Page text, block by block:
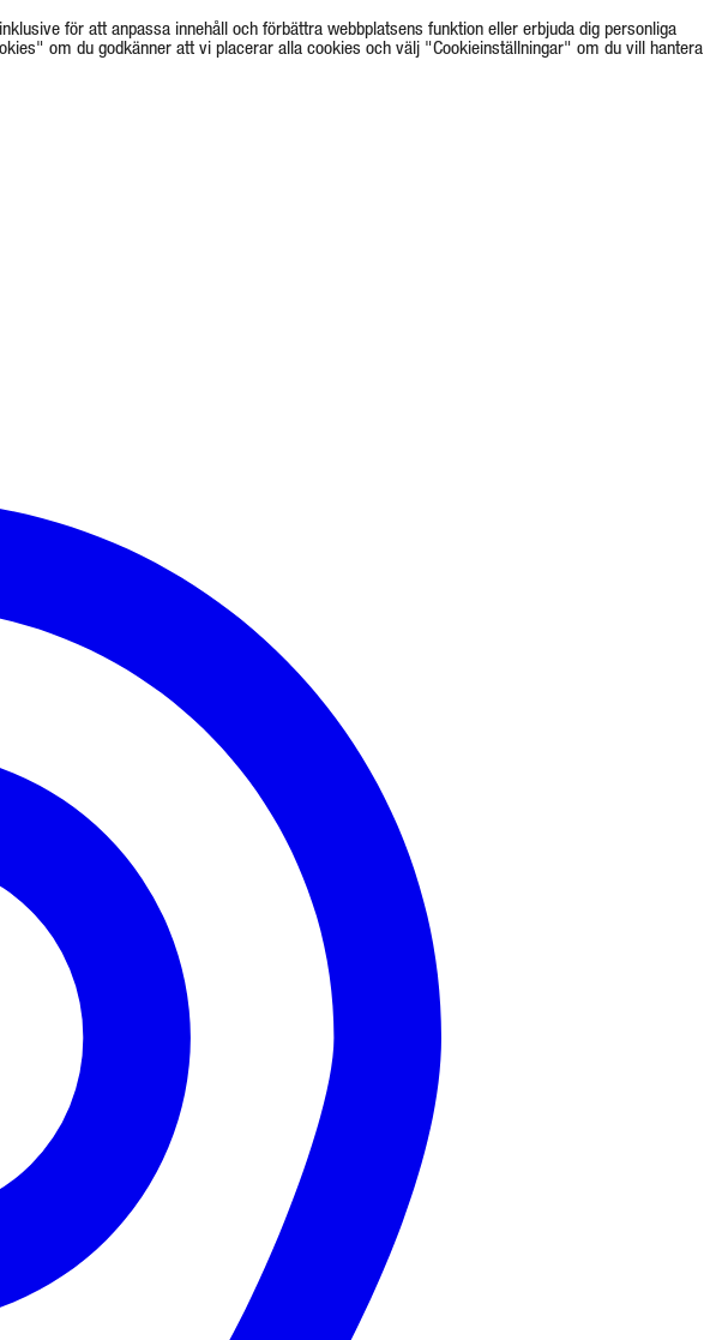
för att anpassa innehåll och förbättra webbplatsens funktion eller erbjuda dig personliga
om du godkänner att vi placerar alla cookies och välj "Cookieinställningar" om du vill hantera